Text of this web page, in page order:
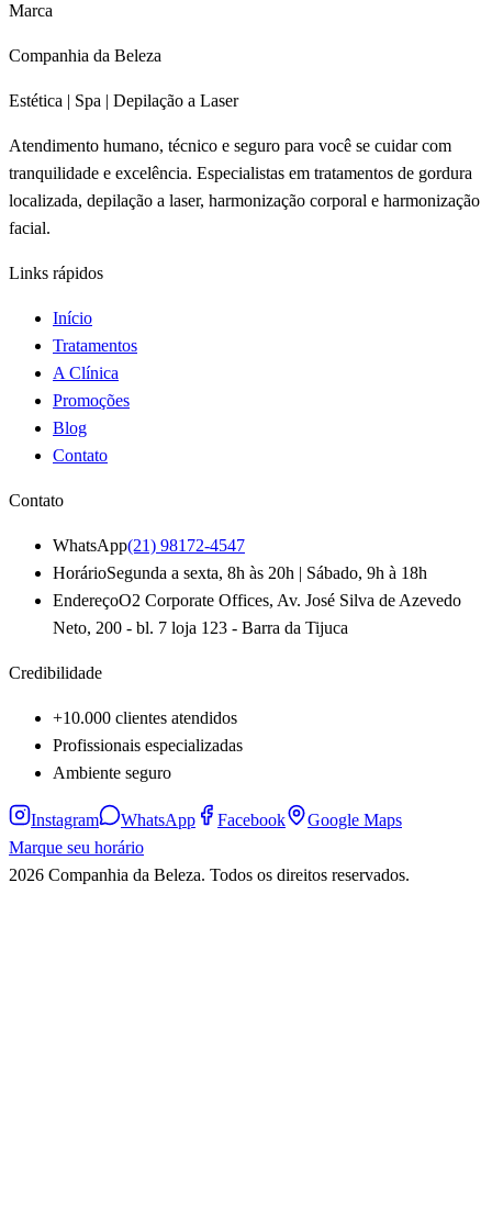
Marca
Companhia da Beleza
Estética | Spa | Depilação a Laser
Atendimento humano, técnico e seguro para você se cuidar com
tranquilidade e excelência. Especialistas em tratamentos de gordura
localizada, depilação a laser, harmonização corporal e harmonização
facial.
Links rápidos
Início
Tratamentos
A Clínica
Promoções
Blog
Contato
Contato
WhatsApp(21) 98172-4547
HorárioSegunda a sexta, 8h às 20h | Sábado, 9h à 18h
EndereçoO2 Corporate Offices, Av. José Silva de Azevedo
Neto, 200 - bl. 7 loja 123 - Barra da Tijuca
Credibilidade
+10.000 clientes atendidos
Profissionais especializadas
Ambiente seguro
Instagram WhatsApp Facebook
Google Maps
Marque seu horário
2026 Companhia da Beleza. Todos os direitos reservados.